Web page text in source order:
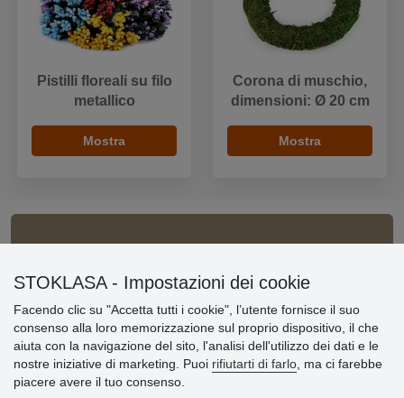
Pistilli floreali su filo
metallico
Mostra
Corona di muschio,
dimensioni: Ø 20 cm
Mostra
» Impostazioni dei cookie
» Termini & Condizioni
» Informativa sulla Privacy
» Consegna e pagamento
» Garanzia e resi
» Programma fedeltà
STOKLASA - Impostazioni dei cookie
Facendo clic su "Accetta tutti i cookie", l’utente fornisce il suo
consenso alla loro memorizzazione sul proprio dispositivo, il che
aiuta con la navigazione del sito, l'analisi dell'utilizzo dei dati e le
nostre iniziative di marketing. Puoi rifiutarti di farlo , ma ci farebbe
piacere avere il tuo consenso.